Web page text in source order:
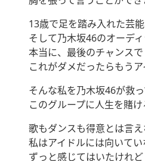
13歳で足を踏み入れた芸
そして乃木坂46のオーデ
本当に、最後のチャンス
これがダメだったらもう
そんな私を乃木坂46が救
このグループに人生を賭
歌もダンスも得意とは言え
私はアイドルには向いて
ずっと感じてはいたけれど